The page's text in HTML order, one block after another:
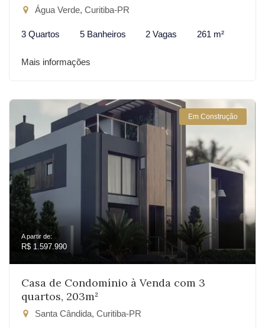
Água Verde, Curitiba-PR
3 Quartos 5 Banheiros 2 Vagas 261 m²
Mais informações
Em Construção
A partir de:
R$ 1.597.990
Casa de Condomínio à Venda com 3
quartos, 203m²
Santa Cândida, Curitiba-PR